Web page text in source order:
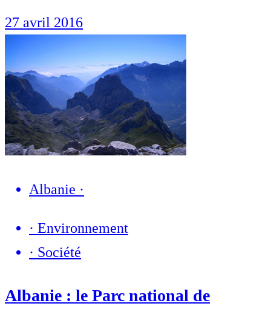
27 avril 2016
Albanie ·
· Environnement
· Société
Albanie : le Parc national de